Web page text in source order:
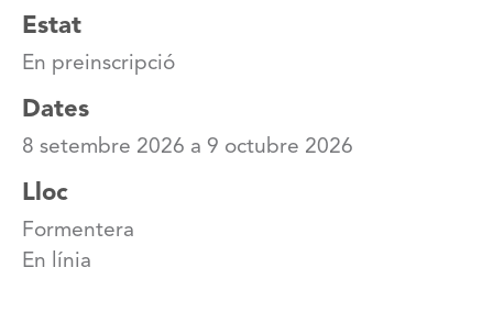
Estat
En preinscripció
Dates
8 setembre 2026 a 9 octubre 2026
Lloc
Formentera
En línia